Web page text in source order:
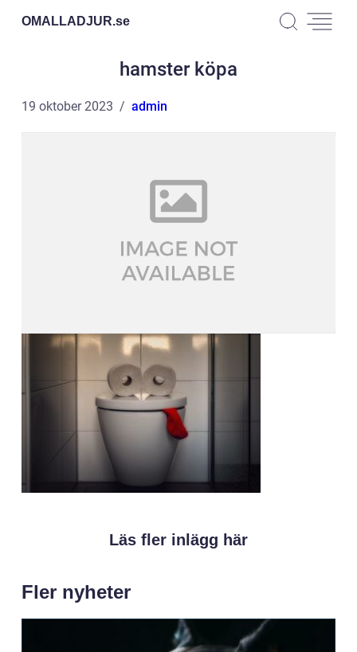
OMALLADJUR.se
hamster köpa
19 oktober 2023 admin
Läs fler inlägg här
Fler nyheter